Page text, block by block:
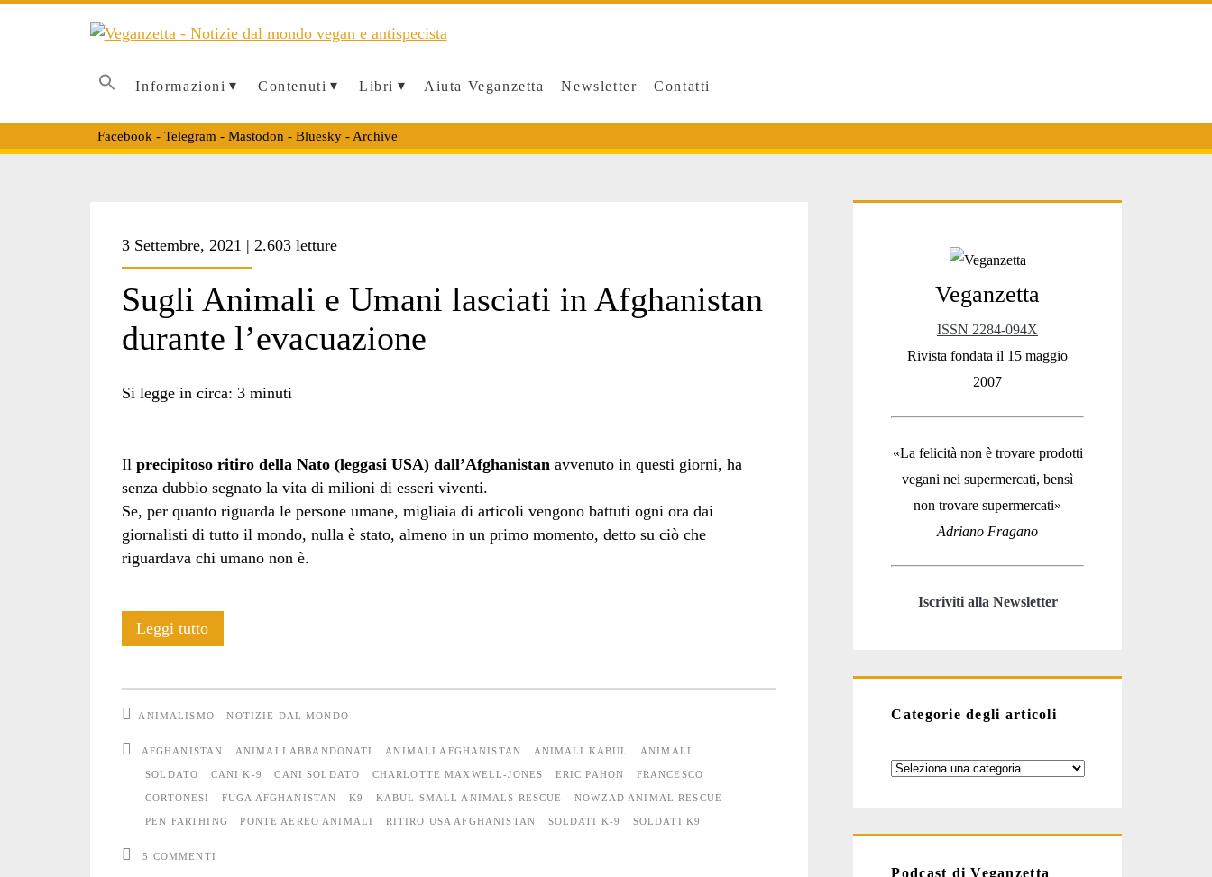
Informazioni Contenuti Libri Aiuta Veganzetta Newsletter Contatti
Facebook - Telegram - Mastodon - Bluesky- Archive
<span>Kabul
Small
Rescue</span>
3 Settembre, 2021 | 2.603 letture
Sugli Animali e Umani lasciati in Afghanistan
durante l’evacuazione
Si legge in circa: 3 minuti
Il precipitoso ritiro della Nato (leggasi USA) dall’Afghanistan avvenuto in questi giorni, ha
senza dubbio segnato la vita di milioni di esseri viventi.
Se, per quanto riguarda le persone umane, migliaia di articoli vengono battuti ogni ora dai
giornalisti di tutto il mondo, nulla è stato, almeno in un primo momento, detto su ciò che
riguardava chi umano non è.
Leggi tuttoSugli
lasciati
ANIMALISMO NOTIZIE DAL MONDO
AFGHANISTAN ANIMALI ABBANDONATI ANIMALI AFGHANISTAN ANIMALI KABUL ANIMALI
SOLDATO CANI K-9 CANI SOLDATO CHARLOTTE MAXWELL-JONES ERIC PAHON FRANCESCO
CORTONESI FUGA AFGHANISTAN K9 KABUL SMALL ANIMALS RESCUE NOWZAD ANIMAL RESCUE
PEN FARTHING PONTE AEREO ANIMALI RITIRO USA AFGHANISTAN SOLDATI K-9 SOLDATI K9
5 COMMENTI
Primary
Sidebar
Veganzetta
ISSN 2284-094X
Rivista fondata il 15 maggio
2007
«La felicità non è trovare prodotti
vegani nei supermercati, bensì
non trovare supermercati»
Adriano Fragano
Iscriviti alla Newsletter
Categorie degli articoli
Categorie
Podcast di Veganzetta